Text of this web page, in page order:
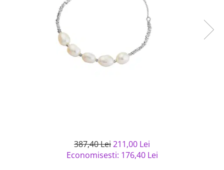
Bijuterii argint placat cu aur
Bijuterii argint cu diverse
Bijuterii argint cu murano
Bijuterii de Lux
Bijuterii gotice si rock
Bijuterii Handmade
387,40 Lei211,00 Lei
Economisesti: 176,40 Lei